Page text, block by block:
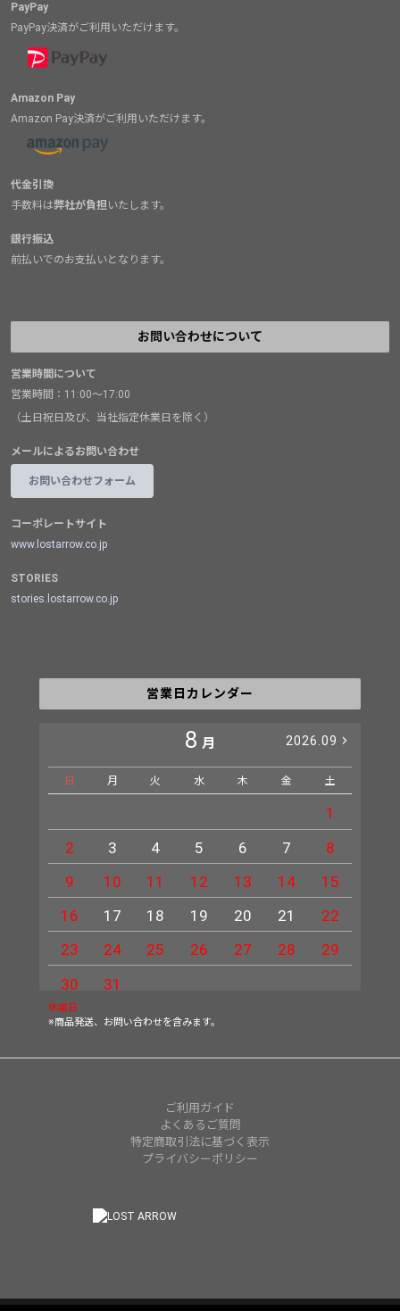
PayPay
PayPay決済がご利用いただけます。
Amazon Pay
Amazon Pay決済がご利用いただけます。
代金引換
手数料は弊社が負担 いたします。
銀行振込
前払いでのお支払いとなります。
お問い合わせについて
営業時間について
営業時間：11:00～17:00
（土日祝日及び、当社指定休業日を除く）
メールによるお問い合わせ
お問い合わせフォーム
コーポレートサイト
www.lostarrow.co.jp
STORIES
stories.lostarrow.co.jp
営業日カレンダー
8 月 2026.09
日 月 火 水 木 金 土
1
2
3 4 5 6 7
8
9
10 11 12 13 14
15
16
17 18 19 20 21
22
23
24 25 26 27 28
29
30
31
休業日
※商品発送、お問い合わせを含みます。
ご利用ガイド
よくあるご質問
特定商取引法に基づく表示
プライバシーポリシー